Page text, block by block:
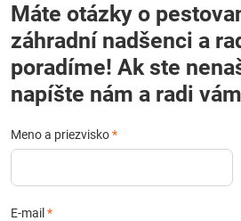
Máte otázky o pestovaní?
záhradní nadšenci a
poradíme! Ak ste
napíšte nám a radi
Meno a priezvisko*
E-mail *